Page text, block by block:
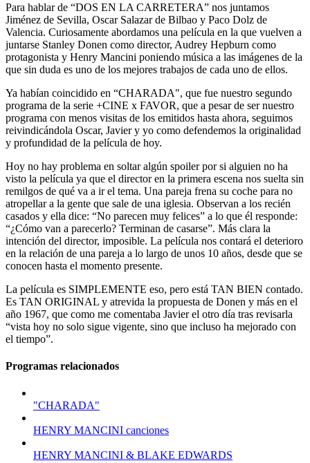
Para hablar de “DOS EN LA CARRETERA” nos juntamos
Jiménez de Sevilla, Oscar Salazar de Bilbao y Paco Dolz de
Valencia. Curiosamente abordamos una película en la que vuelven a
juntarse Stanley Donen como director, Audrey Hepburn como
protagonista y Henry Mancini poniendo música a las imágenes de la
que sin duda es uno de los mejores trabajos de cada uno de ellos.
Ya habían coincidido en “CHARADA", que fue nuestro segundo
programa de la serie +CINE x FAVOR, que a pesar de ser nuestro
programa con menos visitas de los emitidos hasta ahora, seguimos
reivindicándola Oscar, Javier y yo como defendemos la originalidad
y profundidad de la película de hoy.
Hoy no hay problema en soltar algún spoiler por si alguien no ha
visto la película ya que el director en la primera escena nos suelta sin
remilgos de qué va a ir el tema. Una pareja frena su coche para no
atropellar a la gente que sale de una iglesia. Observan a los recién
casados y ella dice: “No parecen muy felices” a lo que él responde:
“¿Cómo van a parecerlo? Terminan de casarse”. Más clara la
intención del director, imposible. La película nos contará el deterioro
en la relación de una pareja a lo largo de unos 10 años, desde que se
conocen hasta el momento presente.
La película es SIMPLEMENTE eso, pero está TAN BIEN contado.
Es TAN ORIGINAL y atrevida la propuesta de Donen y más en el
año 1967, que como me comentaba Javier el otro día tras revisarla
“vista hoy no solo sigue vigente, sino que incluso ha mejorado con
el tiempo”.
Programas relacionados
"CHARADA"
HENRY MANCINI canciones
HENRY MANCINI & BLAKE EDWARDS